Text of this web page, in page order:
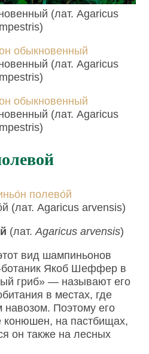
(лат. Agaricus
(лат. Agaricus
(лат. Agaricus
(лат. Agaricus arvensis)
(лат.Agaricus arvensis)
вид шампиньонов
Якоб Шеффер в
гриб» — называют его
в местах, где
навозом. Поэтому его
конюшен, на пастбищах,
он также на лесных